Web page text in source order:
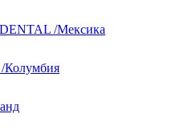
/Мексика
Колумбия